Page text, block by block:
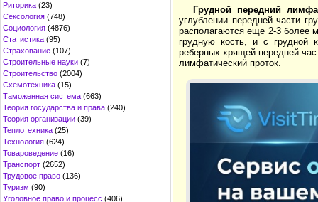
Риторика (23)
Сексология (748)
Социология (4876)
Статистика (95)
Страхование (107)
Строительные науки (7)
Строительство (2004)
Схемотехника (15)
Таможенная система (663)
Теория государства и права (240)
Теория организации (39)
Теплотехника (25)
Технология (624)
Товароведение (16)
Транспорт (2652)
Трудовое право (136)
Туризм (90)
Уголовное право и процесс (406)
Грудной передний
углублении передней части
располагаются еще 2-3
грудную кость, и с грудной
реберных хрящей передней
лимфатический проток.